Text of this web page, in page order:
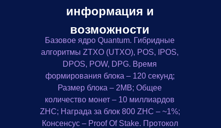
информация и
возможности
Базовое ядро Quantum. Гибридные
алгоритмы ZTXO (UTXO), POS, IPOS,
DPOS, POW, DPG. Время
формирования блока – 120 секунд;
Размер блока – 2MB; Общее
количество монет – 10 миллиардов
ZHC; Награда за блок 800 ZHC – ~1%;
Консенсус – Proof Of Stake. Протокол